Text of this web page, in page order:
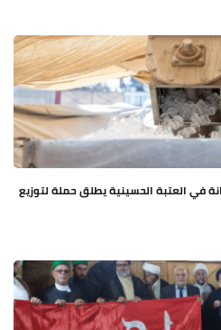
في العتبة الحسينية يطلق حملة لتوزيع